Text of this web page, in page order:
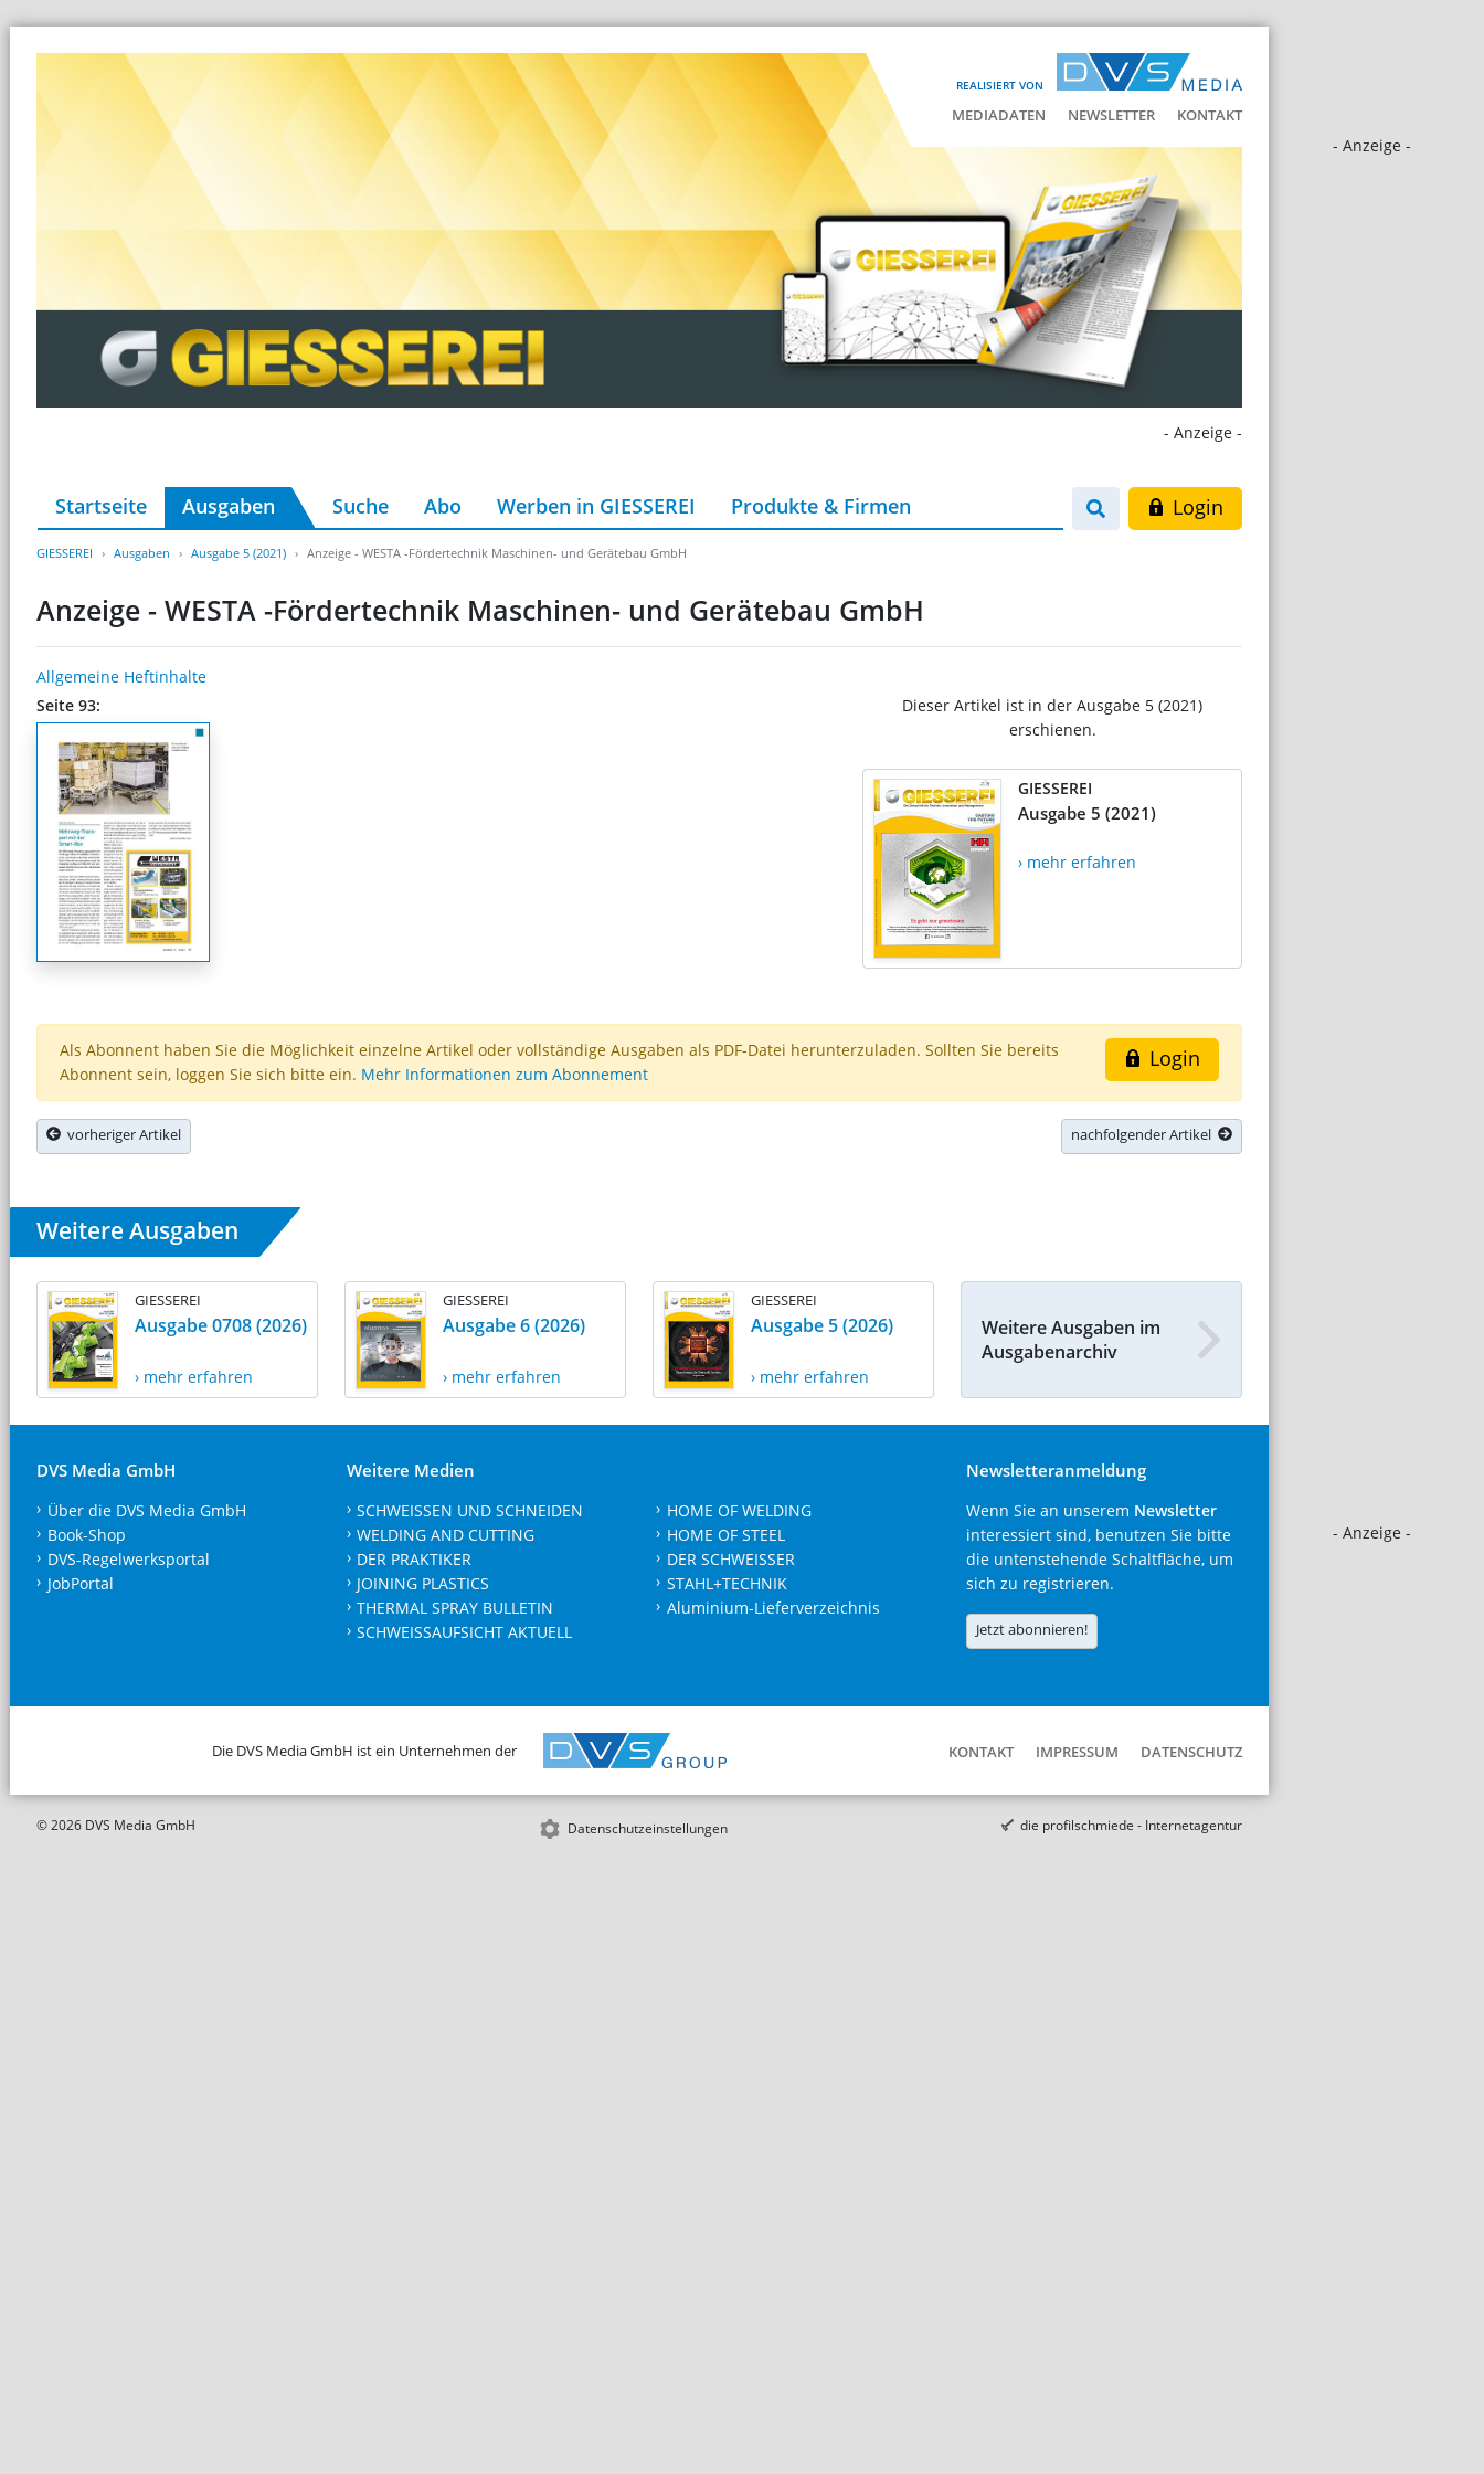
REALISIERT VON
MEDIADATEN NEWSLETTER KONTAKT
- Anzeige -
- Anzeige -
- Anzeige -
Startseite Ausgaben Suche Abo Werben in GIESSEREI Produkte & Firmen Login
GIESSEREI Ausgaben Ausgabe 5 (2021) Anzeige - WESTA -Fördertechnik Maschinen- und Gerätebau GmbH
Anzeige - WESTA -Fördertechnik Maschinen- und Gerätebau GmbH
Allgemeine Heftinhalte
Seite 93:
Dieser Artikel ist in der Ausgabe 5 (2021)
erschienen.
GIESSEREI
Ausgabe 5 (2021)
› mehr erfahren
Login
Als Abonnent haben Sie die Möglichkeit einzelne Artikel oder vollständige Ausgaben als PDF-Datei herunterzuladen. Sollten Sie bereits
Abonnent sein, loggen Sie sich bitte ein. Mehr Informationen zum Abonnement
vorheriger Artikel nachfolgender Artikel
Weitere Ausgaben
GIESSEREI
Ausgabe 0708 (2026)
› mehr erfahren
GIESSEREI
Ausgabe 6 (2026)
› mehr erfahren
GIESSEREI
Ausgabe 5 (2026)
› mehr erfahren
Weitere Ausgaben im
Ausgabenarchiv
DVS Media GmbH
Über die DVS Media GmbH
Book-Shop
DVS-Regelwerksportal
JobPortal
Weitere Medien
SCHWEISSEN UND SCHNEIDEN
WELDING AND CUTTING
DER PRAKTIKER
JOINING PLASTICS
THERMAL SPRAY BULLETIN
SCHWEISSAUFSICHT AKTUELL
HOME OF WELDING
HOME OF STEEL
DER SCHWEISSER
STAHL+TECHNIK
Aluminium-Lieferverzeichnis
Newsletteranmeldung
Wenn Sie an unserem Newsletter
interessiert sind, benutzen Sie bitte
die untenstehende Schaltfläche, um
sich zu registrieren.
Jetzt abonnieren!
Die DVS Media GmbH ist ein Unternehmen der KONTAKT IMPRESSUM DATENSCHUTZ
© 2026 DVS Media GmbH Datenschutzeinstellungen die profilschmiede - Internetagentur